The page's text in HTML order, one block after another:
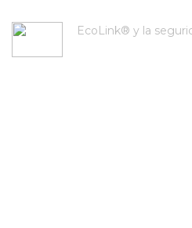
EcoLink® y la